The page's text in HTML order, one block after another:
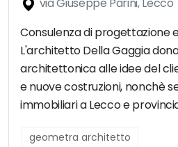
via Giuseppe Parini, Lecco
Consulenza di progettazione
L'architetto Della Gaggia
architettonica alle idee del
e nuove costruzioni, nonchè
immobiliari a Lecco e
geometra architetto